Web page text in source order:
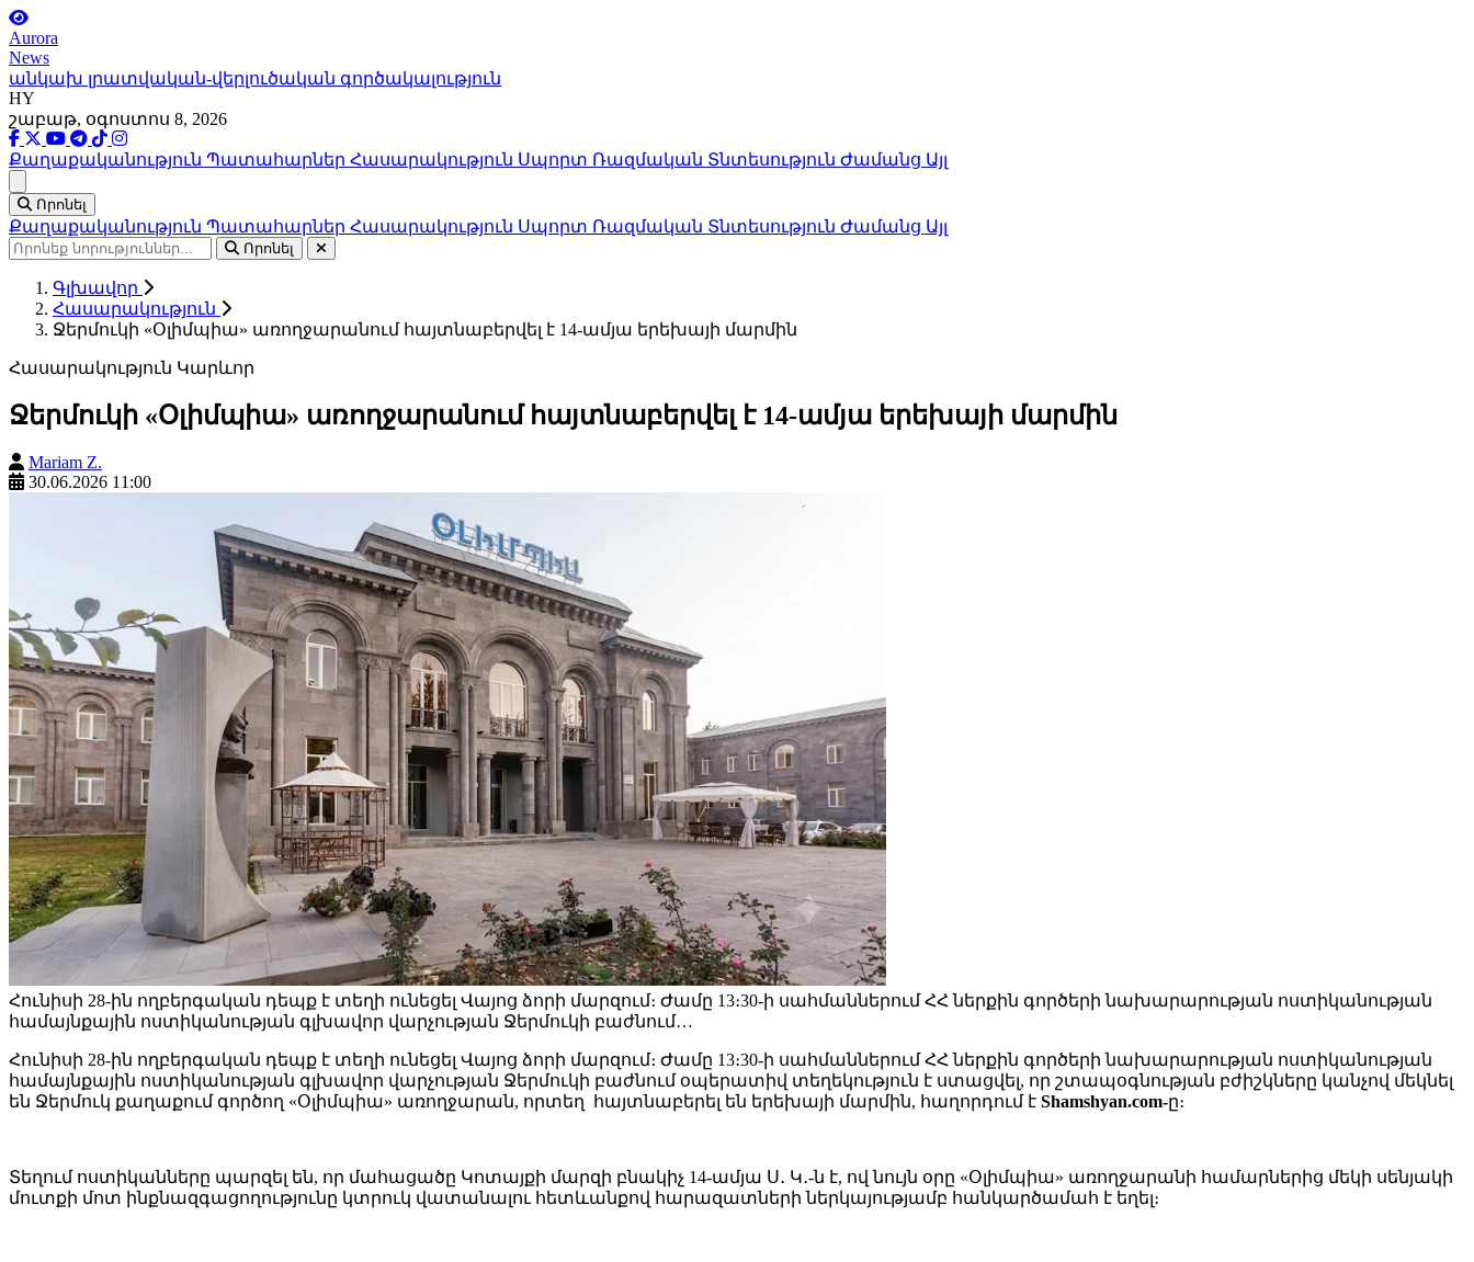
Aurora
News
անկախ լրատվական-վերլուծական գործակալություն
HY
շաբաթ, օգոստոս 8, 2026
Քաղաքականություն Պատահարներ Հասարակություն Սպորտ Ռազմական Տնտեսություն Ժամանց Այլ
Որոնել
Քաղաքականություն Պատահարներ Հասարակություն Սպորտ Ռազմական Տնտեսություն Ժամանց Այլ
Որոնել
Գլխավոր
Հասարակություն
Ջերմուկի «Օլիմպիա» առողջարանում հայտնաբերվել է 14-ամյա երեխայի մարմին
Հասարակություն Կարևոր
Ջերմուկի «Օլիմպիա» առողջարանում հայտնաբերվել է 14-ամյա երեխայի մարմին
Mariam Z.
30.06.2026 11:00
Հունիսի 28-ին ողբերգական դեպք է տեղի ունեցել Վայոց ձորի մարզում։ Ժամը 13։30-ի սահմաններում ՀՀ ներքին գործերի նախարարության ոստիկանության
համայնքային ոստիկանության գլխավոր վարչության Ջերմուկի բաժնում…
Հունիսի 28-ին ողբերգական դեպք է տեղի ունեցել Վայոց ձորի մարզում։ Ժամը 13։30-ի սահմաններում ՀՀ ներքին գործերի նախարարության ոստիկանության
համայնքային ոստիկանության գլխավոր վարչության Ջերմուկի բաժնում օպերատիվ տեղեկություն է ստացվել, որ շտապօգնության բժիշկները կանչով մեկնել
են Ջերմուկ քաղաքում գործող «Օլիմպիա» առողջարան, որտեղ հայտնաբերել են երեխայի մարմին, հաղորդում է Shamshyan.com-ը։
Տեղում ոստիկանները պարզել են, որ մահացածը Կոտայքի մարզի բնակիչ 14-ամյա Ս․ Կ․-ն է, ով նույն օրը «Օլիմպիա» առողջարանի համարներից մեկի սենյակի
մուտքի մոտ ինքնազգացողությունը կտրուկ վատանալու հետևանքով հարազատների ներկայությամբ հանկարծամահ է եղել։